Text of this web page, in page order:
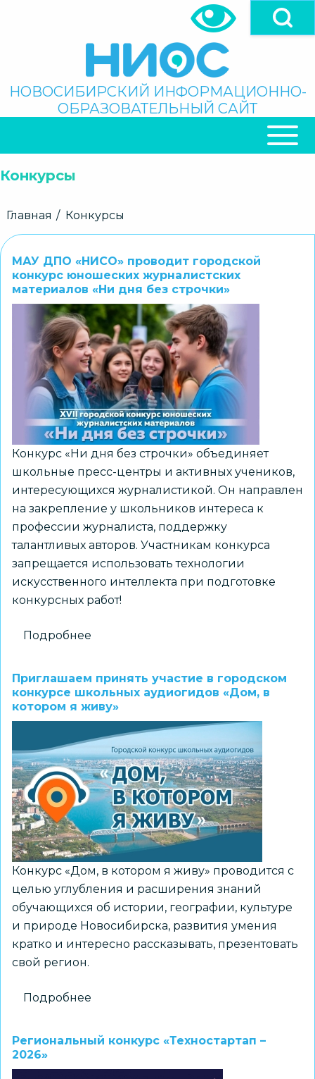
Поиск
НОВОСИБИРСКИЙ ИНФОРМАЦИОННО-
ОБРАЗОВАТЕЛЬНЫЙ САЙТ
НАВИГАЦИЯ
Конкурсы
Строка
Главная Конкурсы
МАУ ДПО «НИСО» проводит городской
конкурс юношеских журналистских
материалов «Ни дня без строчки»
Конкурс «Ни дня без строчки» объединяет
школьные пресс-центры и активных учеников,
интересующихся журналистикой. Он направлен
на закрепление у школьников интереса к
профессии журналиста, поддержку
талантливых авторов. Участникам конкурса
запрещается использовать технологии
искусственного интеллекта при подготовке
конкурсных работ!
Подробнее
«НИСО»
проводит
городской
конкурс
юношеских
журналистских
материалов
«Ни
дня
без
строчки»
Приглашаем принять участие в городском
конкурсе школьных аудиогидов «Дом, в
котором я живу»
Конкурс «Дом, в котором я живу» проводится с
целью углубления и расширения знаний
обучающихся об истории, географии, культуре
и природе Новосибирска, развития умения
кратко и интересно рассказывать, презентовать
свой регион.
Подробнее
принять
в
Региональный конкурс «Техностартап –
2026»